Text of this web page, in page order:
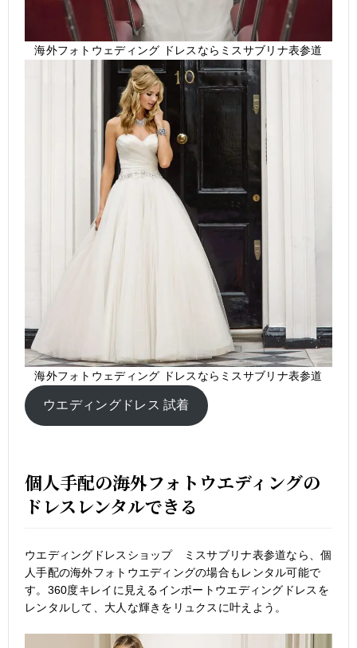
海外フォトウェディング ドレスならミスサブリナ表参道
海外フォトウェディング ドレスならミスサブリナ表参道
ウエディングドレス 試着
個人手配の海外フォトウエディングの
ドレスレンタルできる
ウエディングドレスショップ ミスサブリナ表参道なら、個
人手配の海外フォトウエディングの場合もレンタル可能で
す。360度キレイに見えるインポートウエディングドレスを
レンタルして、大人な輝きをリュクスに叶えよう。